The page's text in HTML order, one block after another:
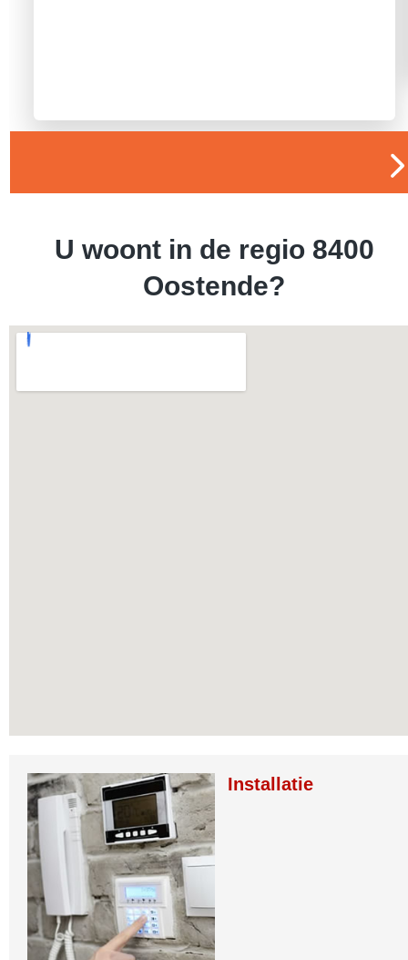
U woont in de regio 8400
Oostende?
Installatie